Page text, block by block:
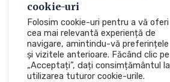
cookie-uri
Folosim cookie-uri pentru a vă oferi
cea mai relevantă experiență de
navigare, amintindu-vă preferințele
și vizitele anterioare. Făcând clic pe
„Acceptați”, dați consimțământul la
utilizarea tuturor cookie-urile.